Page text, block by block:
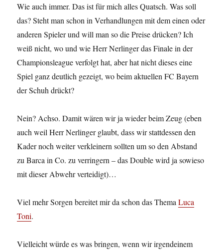
Wie auch immer. Das ist für mich alles Quatsch. Was soll
das? Steht man schon in Verhandlungen mit dem einen oder
anderen Spieler und will man so die Preise drücken? Ich
weiß nicht, wo und wie Herr Nerlinger das Finale in der
Championsleague verfolgt hat, aber hat nicht dieses eine
Spiel ganz deutlich gezeigt, wo beim aktuellen FC Bayern
der Schuh drückt?
Nein? Achso. Damit wären wir ja wieder beim Zeug (eben
auch weil Herr Nerlinger glaubt, dass wir stattdessen den
Kader noch weiter verkleinern sollten um so den Abstand
zu Barca in Co. zu verringern – das Double wird ja sowieso
mit dieser Abwehr verteidigt)…
Viel mehr Sorgen bereitet mir da schon das ThemaLuca
Toni.
Vielleicht würde es was bringen, wenn wir irgendeinem